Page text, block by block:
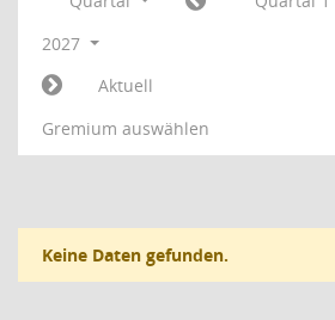
2027
Aktuell
Gremium auswählen
Keine Daten gefunden.